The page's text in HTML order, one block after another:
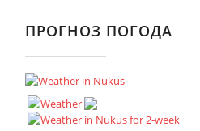
ПРОГНОЗ ПОГОДА